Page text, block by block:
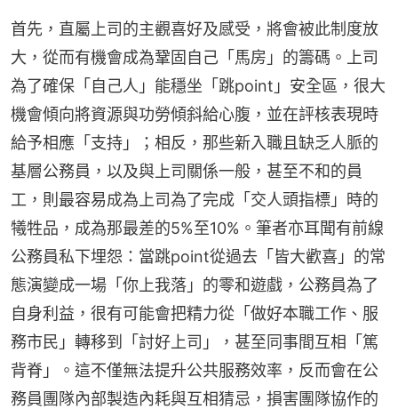
首先，直屬上司的主觀喜好及感受，將會被此制度放
大，從而有機會成為鞏固自己「馬房」的籌碼。上司
為了確保「自己人」能穩坐「跳point」安全區，很大
機會傾向將資源與功勞傾斜給心腹，並在評核表現時
給予相應「支持」；相反，那些新入職且缺乏人脈的
基層公務員，以及與上司關係一般，甚至不和的員
工，則最容易成為上司為了完成「交人頭指標」時的
犧牲品，成為那最差的5%至10%。筆者亦耳聞有前線
公務員私下埋怨：當跳point從過去「皆大歡喜」的常
態演變成一場「你上我落」的零和遊戲，公務員為了
自身利益，很有可能會把精力從「做好本職工作、服
務市民」轉移到「討好上司」，甚至同事間互相「篤
背脊」。這不僅無法提升公共服務效率，反而會在公
務員團隊內部製造內耗與互相猜忌，損害團隊協作的